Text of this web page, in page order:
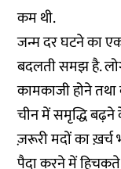
कम थी.
जन्म दर घटने का
बदलती समझ है.
कामकाजी होने तथा
चीन में समृद्धि
ज़रूरी मदों का
पैदा करने में